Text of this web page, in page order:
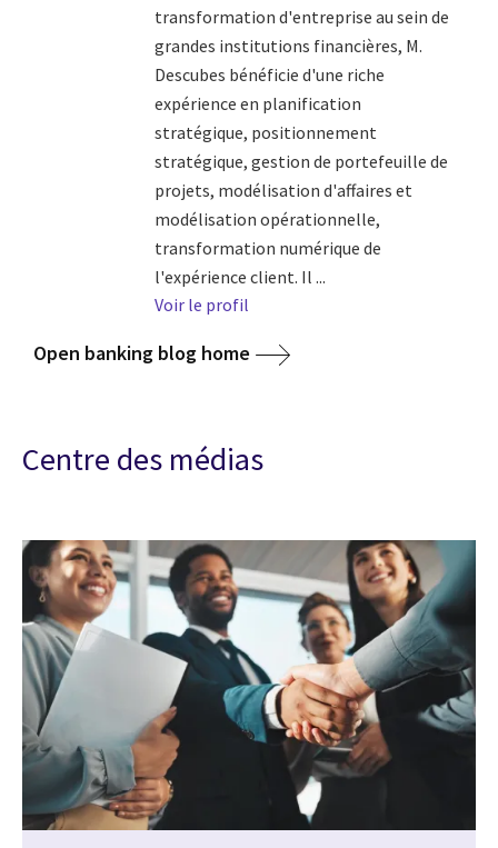
transformation d'entreprise au sein de
grandes institutions financières, M.
Descubes bénéficie d'une riche
expérience en planification
stratégique, positionnement
stratégique, gestion de portefeuille de
projets, modélisation d'affaires et
modélisation opérationnelle,
transformation numérique de
l'expérience client. Il ...
Voir le profil
Open banking blog home
Centre des médias